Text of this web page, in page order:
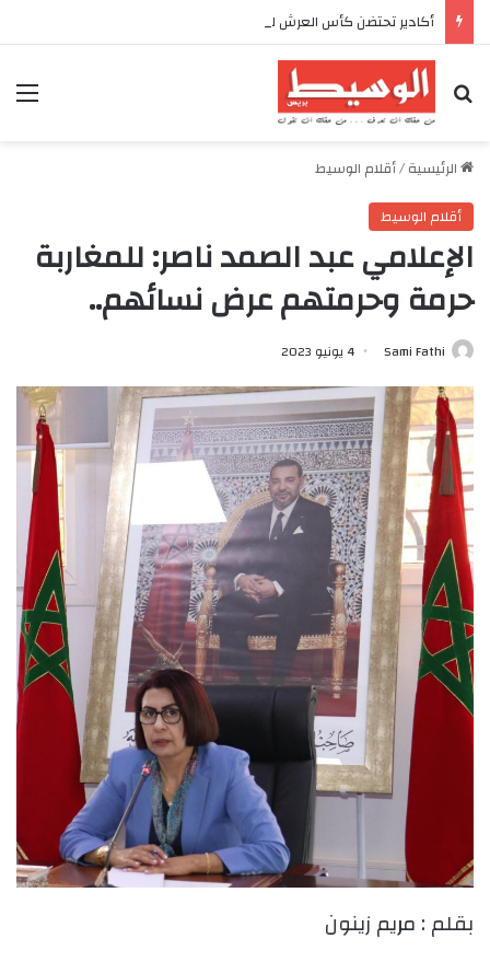
بحث عن
الرئيسية/أقلام الوسيط
أقلام الوسيط
الإعلامي عبد الصمد ناصر: للمغاربة
حرمة وحرمتهم عرض نسائهم..
Sami Fathi 4 يونيو 2023
بقلم : مريم زينون